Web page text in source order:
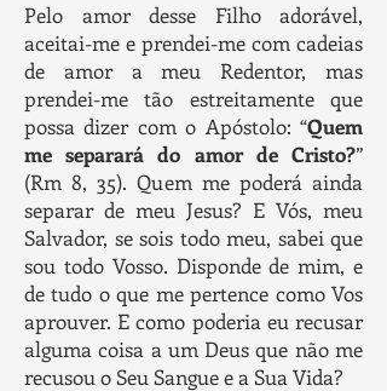
Pelo amor desse Filho adorável,
aceitai-me e prendei-me com cadeias
de amor a meu Redentor, mas
prendei-me tão estreitamente que
possa dizer com o Apóstolo: “Quem
me separará do amor de Cristo?”
(Rm 8, 35). Quem me poderá ainda
separar de meu Jesus? E Vós, meu
Salvador, se sois todo meu, sabei que
sou todo Vosso. Disponde de mim, e
de tudo o que me pertence como Vos
aprouver. E como poderia eu recusar
alguma coisa a um Deus que não me
recusou o Seu Sangue e a Sua Vida?